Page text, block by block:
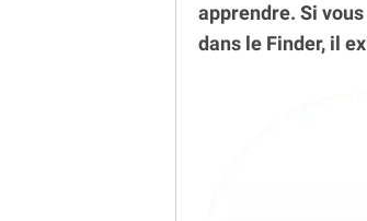
apprendre. Si
dans le Finder, il